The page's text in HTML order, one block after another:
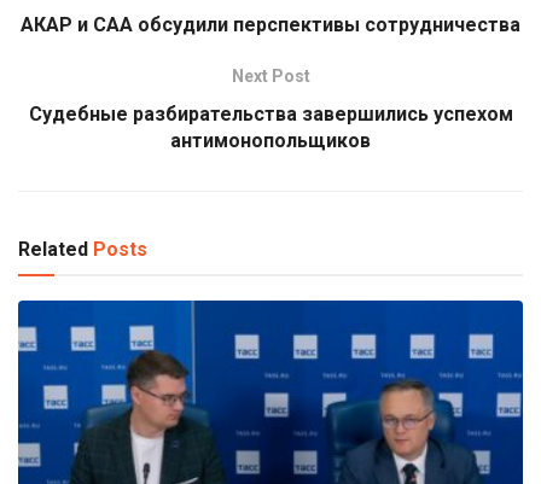
АКАР и CAA обсудили перспективы сотрудничества
Next Post
Судебные разбирательства завершились успехом
антимонопольщиков
Related Posts